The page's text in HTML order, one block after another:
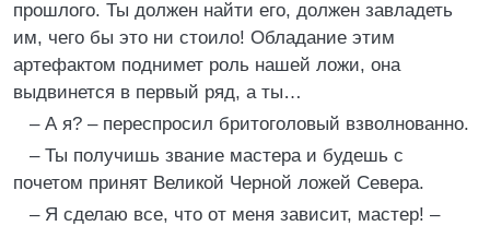
прошлого. Ты должен найти его, должен завладеть
им, чего бы это ни стоило! Обладание этим
артефактом поднимет роль нашей ложи, она
выдвинется в первый ряд, а ты…
– А я? – переспросил бритоголовый взволнованно.
– Ты получишь звание мастера и будешь с
почетом принят Великой Черной ложей Севера.
– Я сделаю все, что от меня зависит, мастер! –